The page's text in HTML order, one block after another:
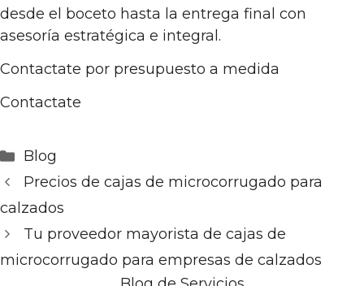
desde el boceto hasta la entrega final con
asesoría estratégica e integral.
Contactate por presupuesto a medida
Contactate
Categorías
Blog
Precios de cajas de microcorrugado para
calzados
Tu proveedor mayorista de cajas de
microcorrugado para empresas de calzados